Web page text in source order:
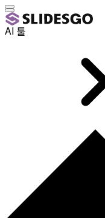
AI 툴